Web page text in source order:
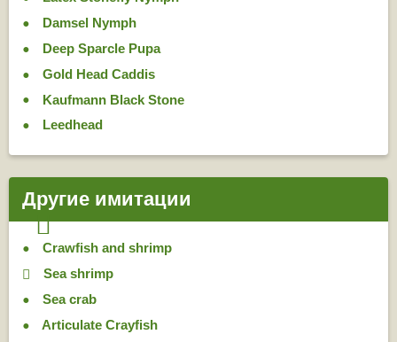
Damsel Nymph
Deep Sparcle Pupa
Gold Head Caddis
Kaufmann Black Stone
Leedhead
Другие имитации
Crawfish and shrimp
Sea shrimp
Sea crab
Articulate Crayfish